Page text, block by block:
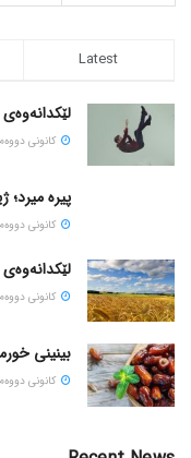
Latest
كانونی دووه‌م 19, 2025
پیره میرد؛
كانونی دووه‌م 16, 2025
كانونی دووه‌م 20, 2025
بینینی
كانونی دووه‌م 21, 2025